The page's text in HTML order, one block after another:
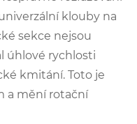
klouby na
sekce nejsou
úhlové rychlosti
kmitání. Toto je
a mění rotační